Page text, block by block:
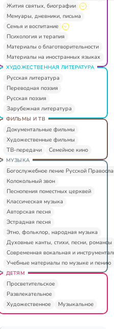
Жития святых, биографии
Мемуары, дневники, письма
Семья и воспитание
Психология и терапия
Материалы о благотворительности
Материалы на иностранных языках
ХУДОЖЕСТВЕННАЯ ЛИТЕРАТУРА
Русская литература
Переводная поэзия
Русская поэзия
Зарубежная литература
ФИЛЬМЫ И ТВ
Документальные фильмы
Художественные фильмы
ТВ-передачи
Семейное кино
МУЗЫКА
Богослужебное пение Русской
Колокольный звон
Песнопения поместных церквей
Классическая музыка
Авторская песня
Эстрадная песня
Этно, фольклор, народная музыка
Духовные канты, стихи, песни, романсы
Современная вокальная и
Учебные материалы по музыке и пению
ДЕТЯМ
Просветительское
Развлекательное
Художественное
Музыкальное